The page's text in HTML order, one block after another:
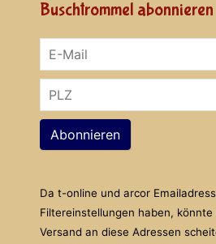
Buschtrommel abonnieren
Abonnieren
Da t-online und arcor
Filtereinstellungen haben,
Versand an diese Adressen